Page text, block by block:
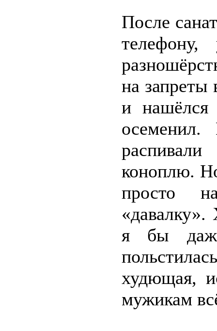
После
на запреты
и нашёлся
осеменил.
коноплю.
просто
я бы
худющая,
мужикам